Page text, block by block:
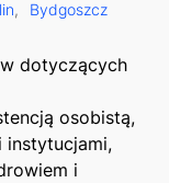
Bydgoszcz
dotyczących
osobistą,
instytucjami,
i